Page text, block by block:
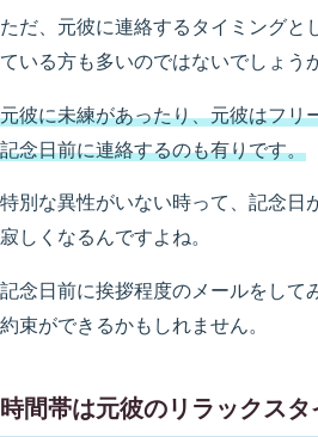
ただ、元彼に連絡するタイミングと
ている方も多いのではないでしょう
元彼に未練があったり、元彼はフリ
記念日前に連絡するのも有りです。
特別な異性がいない時って、記念日
寂しくなるんですよね。
記念日前に挨拶程度のメールをして
約束ができるかもしれません。
時間帯は元彼のリラックス